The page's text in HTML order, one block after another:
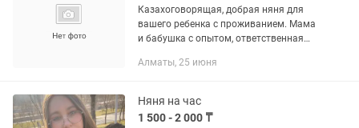
Казахоговорящая, добрая няня для
вашего ребенка с проживанием. Мама
и бабушка с опытом, ответственная
сфере здравоохранения.
Алматы, 25 июня
Няня на час
1 500 - 2 000 ₸